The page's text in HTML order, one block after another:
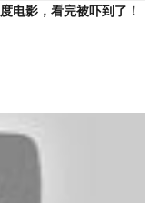
电影，看完被吓到了！